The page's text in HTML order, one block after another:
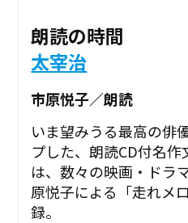
朗読の時間
太宰治
市原悦子／朗読
いま望みうる最高の俳
プした、朗読CD付名
は、数々の映画・ドラ
原悦子による「走れメ
録。